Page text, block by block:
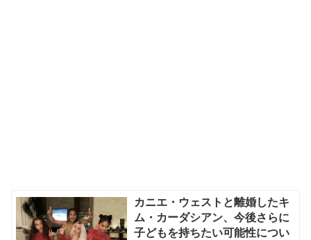
カニエ・ウェストと離婚したキ
ム・カーダシアン、今後さらに
子どもを持ちたい可能性につい